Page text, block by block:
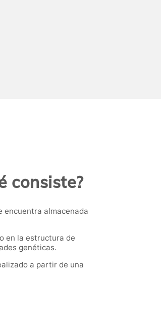
consiste?
encuentra almacenada
en la estructura de
genéticas.
a partir de una